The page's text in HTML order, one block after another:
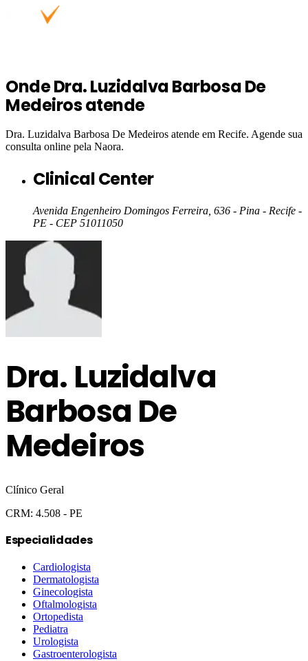
OndeDra. Luzidalva Barbosa De
Medeirosatende
Dra. Luzidalva Barbosa De Medeiros atende em Recife. Agende sua
consulta online pela Naora.
Clinical Center
Avenida Engenheiro Domingos Ferreira, 636 - Pina - Recife -
PE - CEP 51011050
Dra. Luzidalva
Barbosa De
Medeiros
Clínico Geral
CRM: 4.508 - PE
Especialidades
Cardiologista
Dermatologista
Ginecologista
Oftalmologista
Ortopedista
Pediatra
Urologista
Gastroenterologista